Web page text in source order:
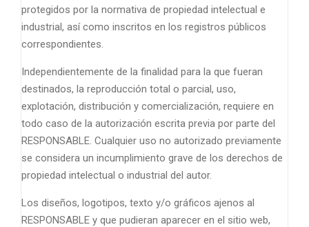
protegidos por la normativa de propiedad intelectual e
industrial, así como inscritos en los registros públicos
correspondientes.
Independientemente de la finalidad para la que fueran
destinados, la reproducción total o parcial, uso,
explotación, distribución y comercialización, requiere en
todo caso de la autorización escrita previa por parte del
RESPONSABLE. Cualquier uso no autorizado previamente
se considera un incumplimiento grave de los derechos de
propiedad intelectual o industrial del autor.
Los diseños, logotipos, texto y/o gráficos ajenos al
RESPONSABLE y que pudieran aparecer en el sitio web,